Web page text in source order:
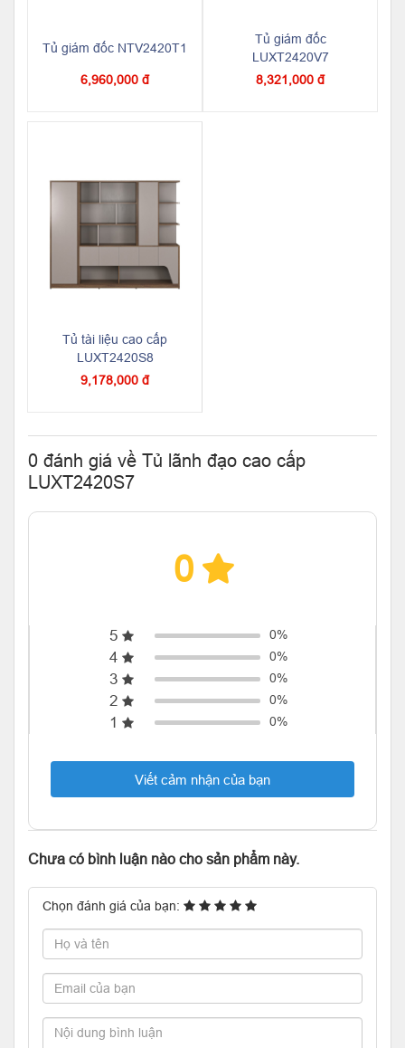
Tủ giám đốc NTV2420T1
6,960,000 đ
Tủ giám đốc
LUXT2420V7
8,321,000 đ
Tủ tài liệu cao cấp
LUXT2420S8
9,178,000 đ
0 đánh giá về Tủ lãnh đạo cao cấp
LUXT2420S7
0
5 0%
4 0%
3 0%
2 0%
1 0%
Viết cảm nhận của bạn
Chưa có bình luận nào cho sản phẩm này.
Chọn đánh giá của bạn: